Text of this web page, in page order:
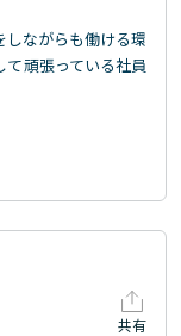
しながらも働ける環
頑張っている社員
共有